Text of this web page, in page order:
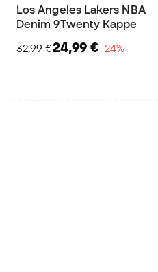
Los Angeles Lakers NBA
Denim 9Twenty Kappe
32,99 €24,99 €−24%